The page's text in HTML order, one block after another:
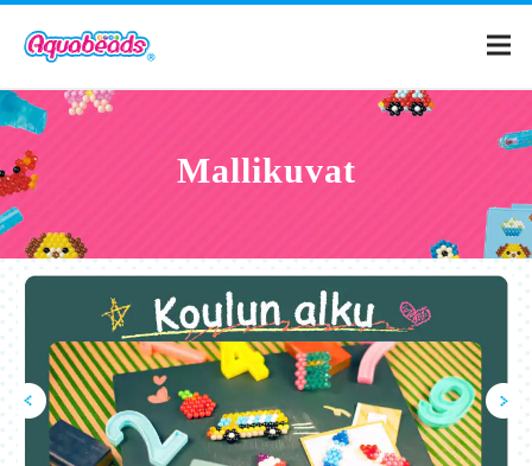
Mitä Aquabeads on?
Videot
Mallikuvat